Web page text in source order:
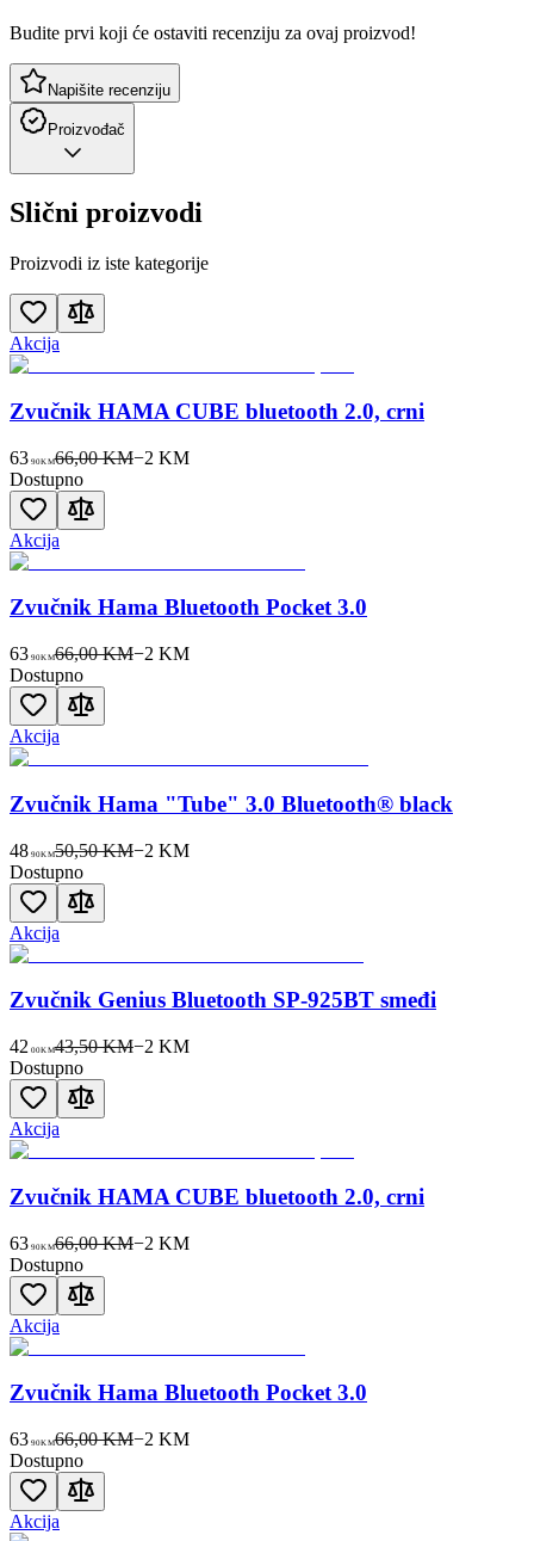
Budite prvi koji će ostaviti recenziju za ovaj proizvod!
Napišite recenziju
Proizvođač
Slični proizvodi
Proizvodi iz iste kategorije
Akcija
Zvučnik HAMA CUBE bluetooth 2.0, crni
63 90KM66,00 KM−2 KM
Dostupno
Akcija
Zvučnik Hama Bluetooth Pocket 3.0
63 90KM66,00 KM−2 KM
Dostupno
Akcija
Zvučnik Hama "Tube" 3.0 Bluetooth® black
48 90KM50,50 KM−2 KM
Dostupno
Akcija
Zvučnik Genius Bluetooth SP-925BT smeđi
42 00KM43,50 KM−2 KM
Dostupno
Akcija
Zvučnik HAMA CUBE bluetooth 2.0, crni
63 90KM66,00 KM−2 KM
Dostupno
Akcija
Zvučnik Hama Bluetooth Pocket 3.0
63 90KM66,00 KM−2 KM
Dostupno
Akcija